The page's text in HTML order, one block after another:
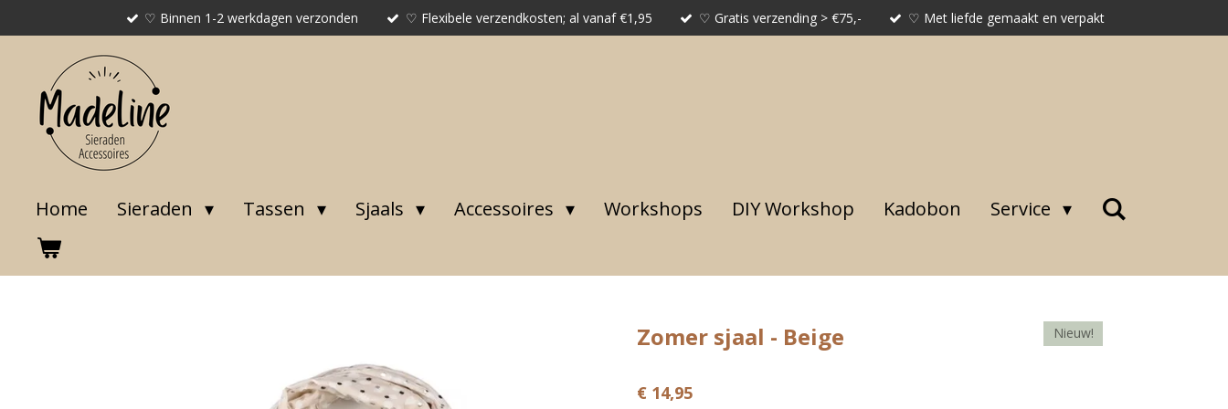
hoofdinhoud
♡ Binnen 1-2 werkdagen verzonden ♡ Flexibele verzendkosten; al vanaf €1,95 ♡ Gratis verzending > €75,- ♡ Met liefde gemaakt en verpakt
Home Sieraden Tassen Sjaals Accessoires Workshops DIY Workshop Kadobon Service
Zomer sjaal - Beige Nieuw!
€ 14,95